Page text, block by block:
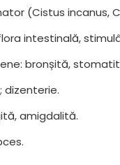
(Cistus incanus,
intestinală,
bronșită,
dizenterie.
amigdalită.